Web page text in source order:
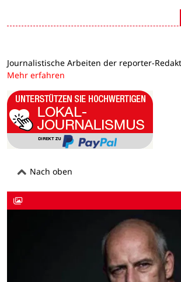
Journalistische Arbeiten der reporter-
Mehr erfahren
Nach oben